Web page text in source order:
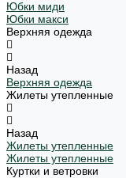
Юбки миди
Юбки макси
Верхняя одежда
Назад
Верхняя одежда
Жилеты утепленные
Назад
Жилеты утепленные
Жилеты утепленные
Куртки и ветровки